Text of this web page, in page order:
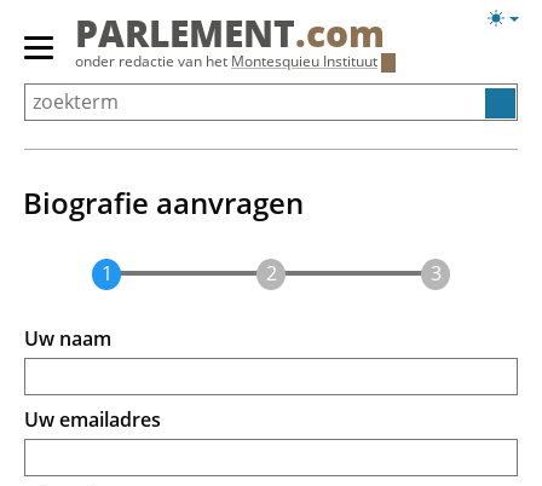
Overslaan
Primair
menu
tonen/verbergen
PARLEMENT.com
onder redactie van het Montesquieu Instituut
Biografie aanvragen
Uw naam
Uw emailadres